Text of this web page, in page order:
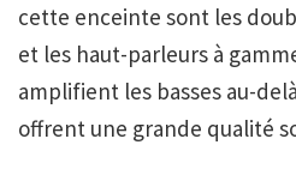
cette enceinte sont les
et les haut-parleurs à
amplifient les basses au-
offrent une grande qualité